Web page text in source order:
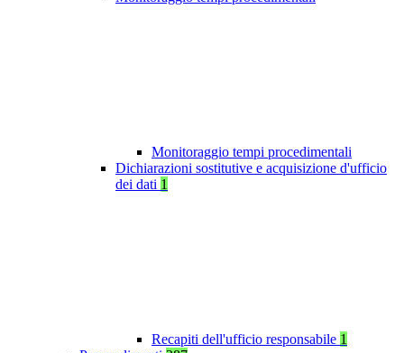
Monitoraggio tempi procedimentali
Dichiarazioni sostitutive e acquisizione d'ufficio
dei dati 1
Recapiti dell'ufficio responsabile 1